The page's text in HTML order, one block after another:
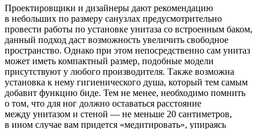
Проектировщики и дизайнеры дают рекомендацию
в небольших по размеру санузлах предусмотрительно
провести работы по установке унитаза со встроенным баком,
данный подход даст возможность увеличить свободное
пространство. Однако при этом непосредственно сам унитаз
может иметь компактный размер, подобные модели
присутствуют у любого производителя. Также возможна
установка к нему гигиенического душа, который тем самым
добавит функцию биде. Тем не менее, необходимо помнить
о том, что для ног должно оставаться расстояние
между унитазом и стеной — не меньше 20 сантиметров,
в ином случае вам придется «медитировать», упираясь